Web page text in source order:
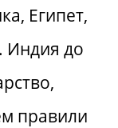
Египет,
Индия до
правили